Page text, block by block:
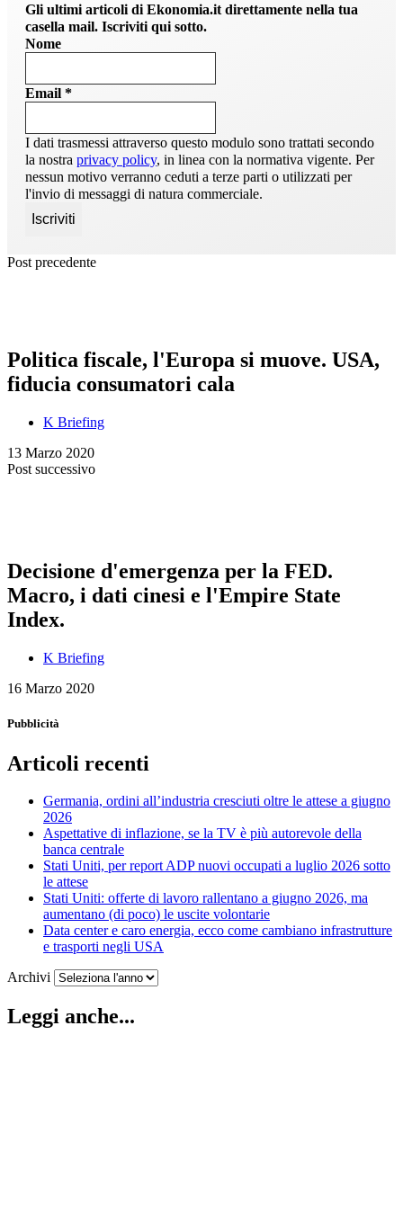
Gli ultimi articoli di Ekonomia.it direttamente nella tua
casella mail. Iscriviti qui sotto.
Nome
Email *
I dati trasmessi attraverso questo modulo sono trattati secondo
la nostra privacy policy, in linea con la normativa vigente. Per
nessun motivo verranno ceduti a terze parti o utilizzati per
l'invio di messaggi di natura commerciale.
Post precedente
Politica fiscale, l'Europa si muove. USA,
fiducia consumatori cala
K Briefing
13 Marzo 2020
Post successivo
Decisione d'emergenza per la FED.
Macro, i dati cinesi e l'Empire State
Index.
K Briefing
16 Marzo 2020
Pubblicità
Articoli recenti
Germania, ordini all’industria cresciuti oltre le attese a giugno
2026
Aspettative di inflazione, se la TV è più autorevole della
banca centrale
Stati Uniti, per report ADP nuovi occupati a luglio 2026 sotto
le attese
Stati Uniti: offerte di lavoro rallentano a giugno 2026, ma
aumentano (di poco) le uscite volontarie
Data center e caro energia, ecco come cambiano infrastrutture
e trasporti negli USA
Archivi
Leggi anche...